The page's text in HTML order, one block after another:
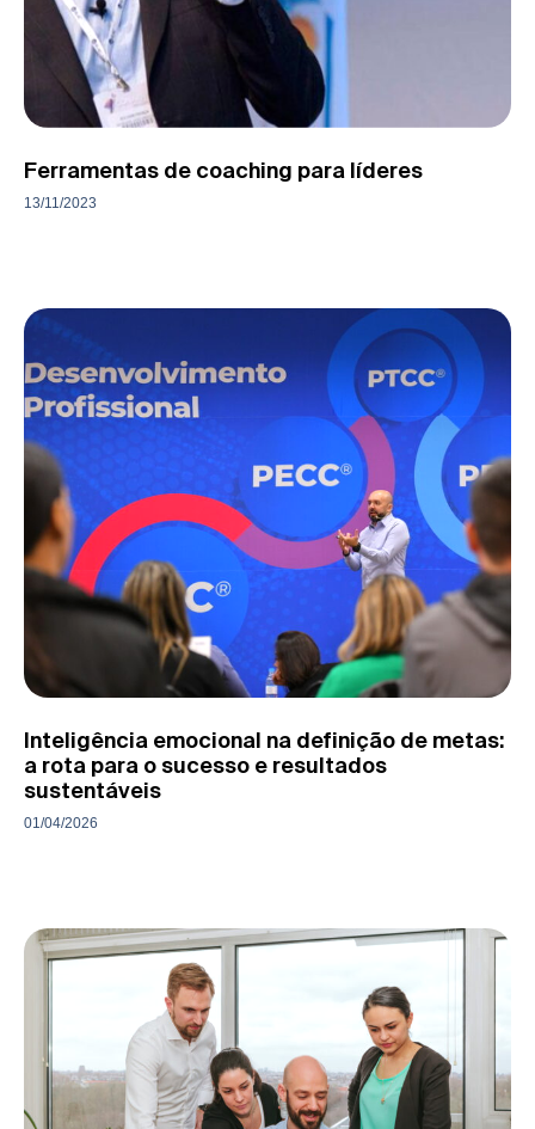
Ferramentas de coaching para líderes
13/11/2023
Inteligência emocional na definição de metas:
a rota para o sucesso e resultados
sustentáveis
01/04/2026